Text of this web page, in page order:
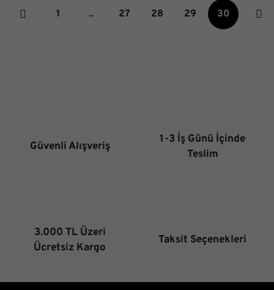
1 .. 27 28 29 30
Güvenli Alışveriş
1-3 İş Günü İçinde
Teslim
3.000 TL Üzeri
Ücretsiz Kargo
Taksit Seçenekleri